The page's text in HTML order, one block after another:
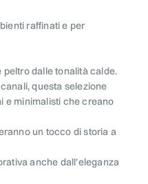
raffinati e per
peltro dalle tonalità calde.
questa selezione
e minimalisti che creano
un tocco di storia a
anche dall’eleganza